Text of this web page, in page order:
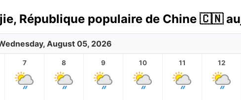
République populaire de Chine 🇨🇳
August 05, 2026
7 8 9 10 11 12